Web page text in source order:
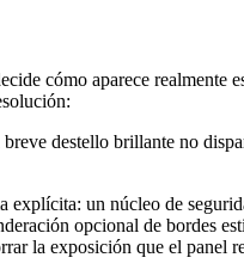
cómo aparece
destello brillante no
un núcleo de
opcional de bordes
la exposición que el panel